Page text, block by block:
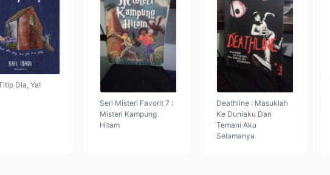
Dia, Ya!
Seri Misteri Favorit 7 :
Misteri Kampung
Hitam
Deathline : Masuklah
Ke Duniaku Dan
Temani Aku
Selamanya